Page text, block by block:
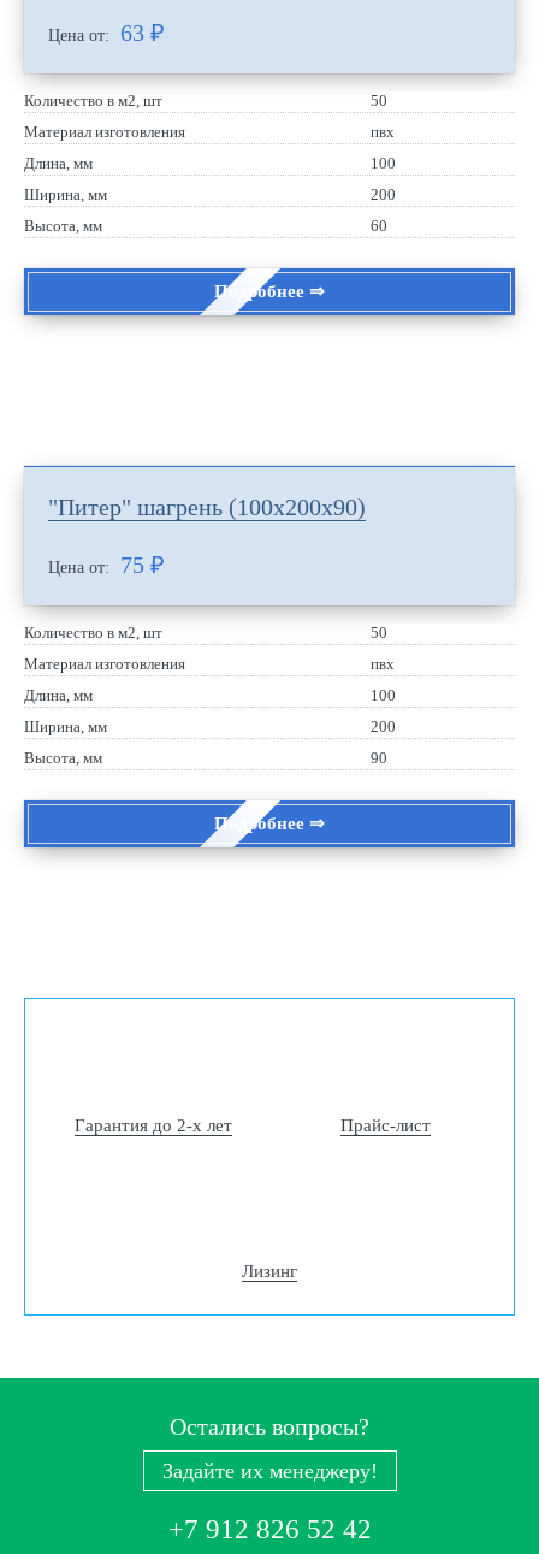
Цена от: 63 ₽
Количество в м2, шт
50
Материал изготовления
пвх
Длина, мм
100
Ширина, мм
200
Высота, мм
60
Подробнее ⇒
"Питер" шагрень (100х200х90)
Цена от: 75 ₽
Количество в м2, шт
50
Материал изготовления
пвх
Длина, мм
100
Ширина, мм
200
Высота, мм
90
Подробнее ⇒
Гарантия до 2-х лет Прайс-лист
Лизинг
Остались вопросы?
Задайте их менеджеру!
+7 912 826 52 42